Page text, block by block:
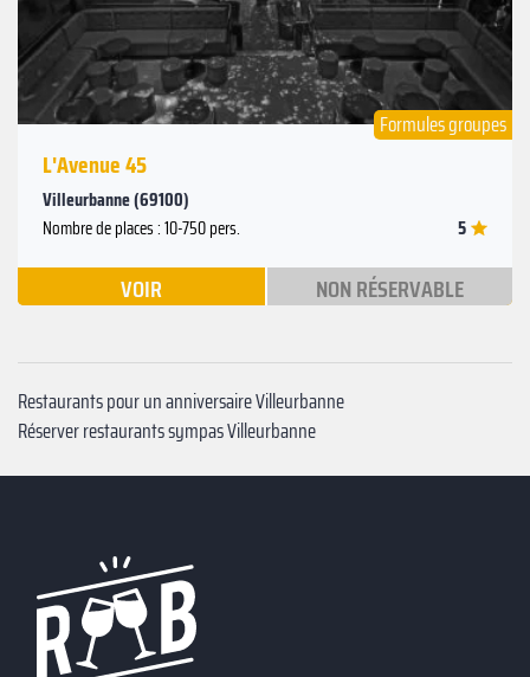
Formules groupes
L'Avenue 45
Villeurbanne (69100)
Nombre de places : 10-750 pers. 5
VOIR NON RÉSERVABLE
Restaurants pour un anniversaire Villeurbanne
Réserver restaurants sympas Villeurbanne